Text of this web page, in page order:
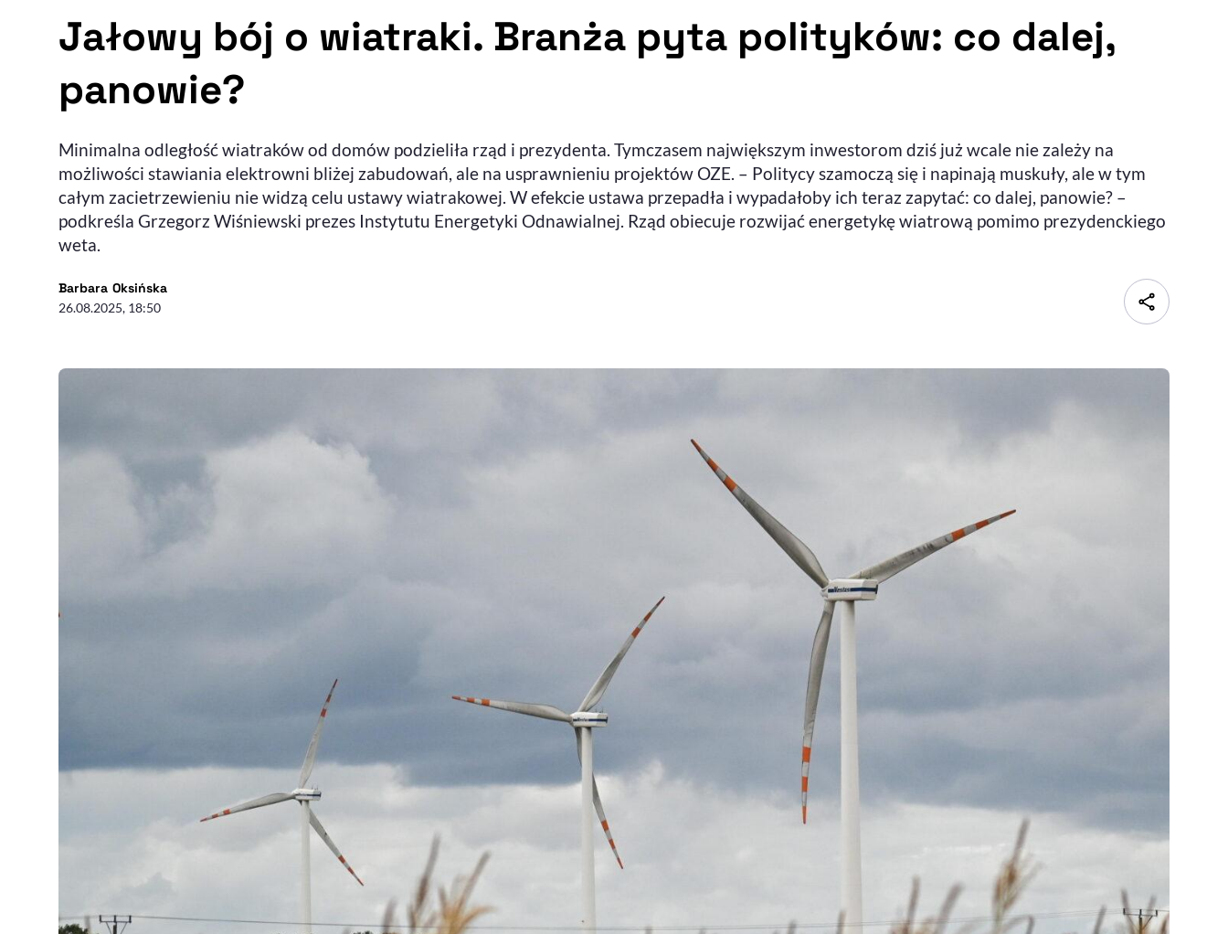
Deklaracja dostępności, otwiera się w nowym oknie
Zgłoś problem
, otwiera się w
Jałowy bój o wiatraki. Branża pyta polityków: co dalej,
panowie?
Minimalna odległość wiatraków od domów podzieliła rząd i prezydenta. Tymczasem największym inwestorom dziś już wcale nie zależy na
możliwości stawiania elektrowni bliżej zabudowań, ale na usprawnieniu projektów OZE. – Politycy szamoczą się i napinają muskuły, ale w tym
całym zacietrzewieniu nie widzą celu ustawy wiatrakowej. W efekcie ustawa przepadła i wypadałoby ich teraz zapytać: co dalej, panowie? –
podkreśla Grzegorz Wiśniewski prezes Instytutu Energetyki Odnawialnej. Rząd obiecuje rozwijać energetykę wiatrową pomimo prezydenckiego
weta.
Barbara Oksińska- autor artykułu - profil
26.08.2025, 18:50